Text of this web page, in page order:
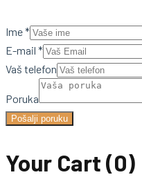
Ime*
E-mail *
Vaš telefon
Poruka
Pošalji poruku
Your Cart (0)